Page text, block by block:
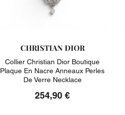
CHRISTIAN DIOR
Collier Christian Dior Boutique
Plaque En Nacre Anneaux Perles
De Verre Necklace
254,90 €